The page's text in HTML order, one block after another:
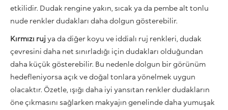
etkilidir. Dudak rengine yakın, sıcak ya da pembe alt tonlu
nude renkler dudakları daha dolgun gösterebilir.
Kırmızı rujya da diğer koyu ve iddialı ruj renkleri, dudak
çevresini daha net sınırladığı için dudakları olduğundan
daha küçük gösterebilir. Bu nedenle dolgun bir görünüm
hedefleniyorsa açık ve doğal tonlara yönelmek uygun
olacaktır. Özetle, ışığı daha iyi yansıtan renkler dudakların
öne çıkmasını sağlarken makyajın genelinde daha yumuşak